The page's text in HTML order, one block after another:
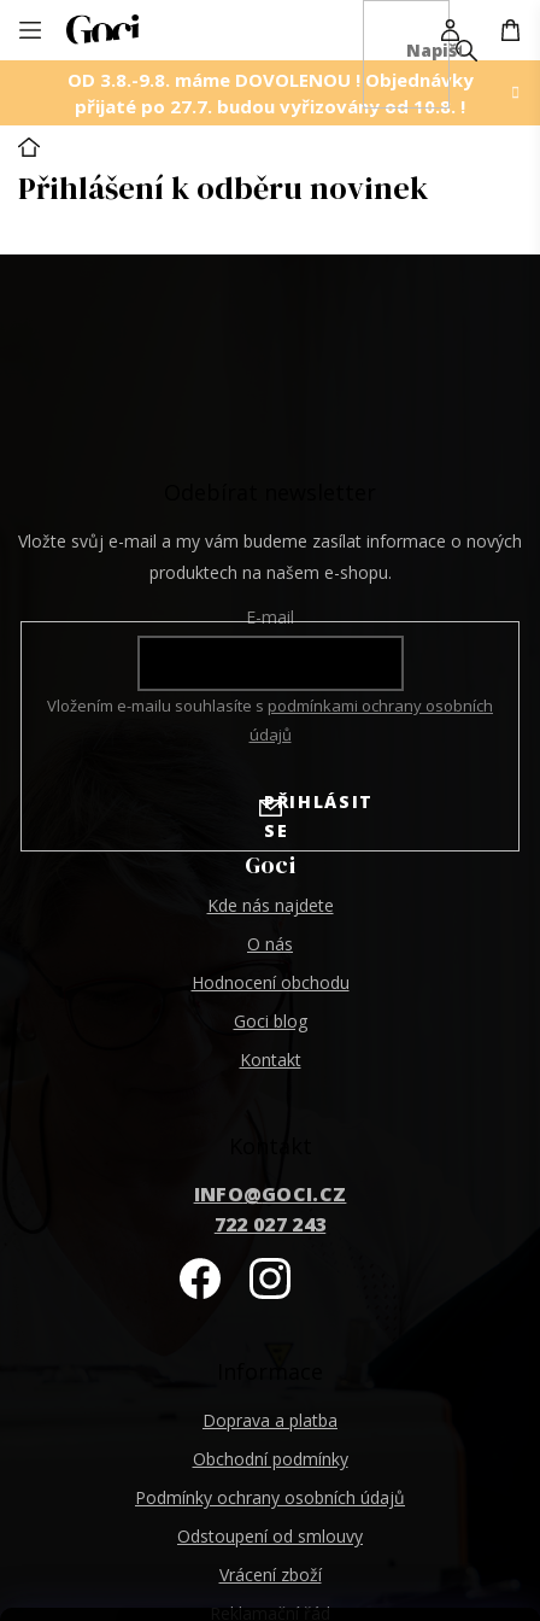
Přejít
OD 3.8.-9.8. máme DOVOLENOU ! Objednávky
přijaté po 27.7. budou vyřizovány od 10.8. !
Domů
Přihlášení k odběru novinek
Z
Vložte svůj e-mail a my vám budeme zasílat informace o nových
produktech na našem e-shopu.
E-mail
Vložením e-mailu souhlasíte s podmínkami ochrany osobních
údajů
PŘIHLÁSIT
SE
Goci
Kde nás najdete
O nás
Hodnocení obchodu
Goci blog
Kontakt
INFO@GOCI.CZ
722 027 243
Doprava a platba
Obchodní podmínky
Podmínky ochrany osobních údajů
Odstoupení od smlouvy
Vrácení zboží
Reklamační řád